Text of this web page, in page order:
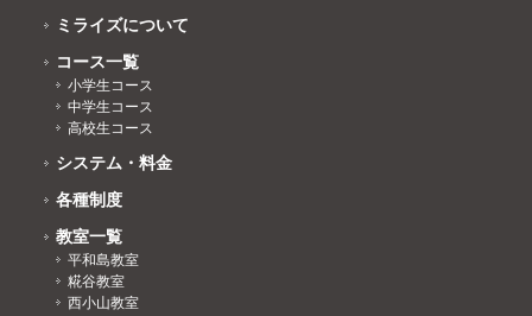
ミライズについて
コース一覧
小学生コース
中学生コース
高校生コース
システム・料金
各種制度
教室一覧
平和島教室
糀谷教室
西小山教室